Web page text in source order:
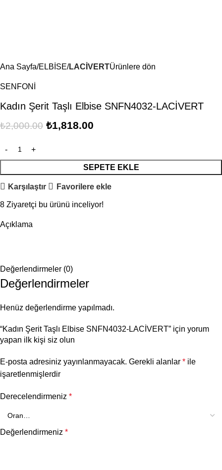
Ana Sayfa ELBİSE LACİVERTÜrünlere dön
SENFONİ
Kadın Şerit Taşlı Elbise SNFN4032-LACİVERT
₺2,000.00 ₺1,818.00
SEPETE EKLE
Karşılaştır Favorilere ekle
8 Ziyaretçi bu ürünü inceliyor!
Açıklama
Değerlendirmeler (0)
Değerlendirmeler
Henüz değerlendirme yapılmadı.
“Kadın Şerit Taşlı Elbise SNFN4032-LACİVERT” için yorum
yapan ilk kişi siz olun
E-posta adresiniz yayınlanmayacak. Gerekli alanlar * ile
işaretlenmişlerdir
Derecelendirmeniz *
Değerlendirmeniz *